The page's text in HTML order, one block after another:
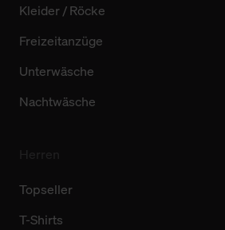
Kleider / Röcke
Freizeitanzüge
Unterwäsche
Nachtwäsche
Topseller
T-Shirts